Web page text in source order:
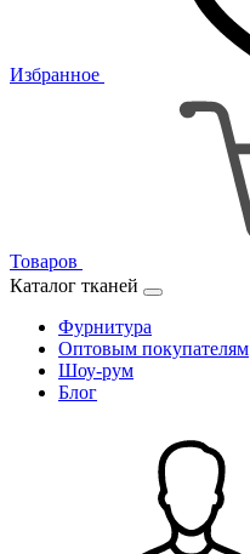
Избранное
Товаров
Каталог тканей
Фурнитура
Оптовым покупателям
Шоу-рум
Блог